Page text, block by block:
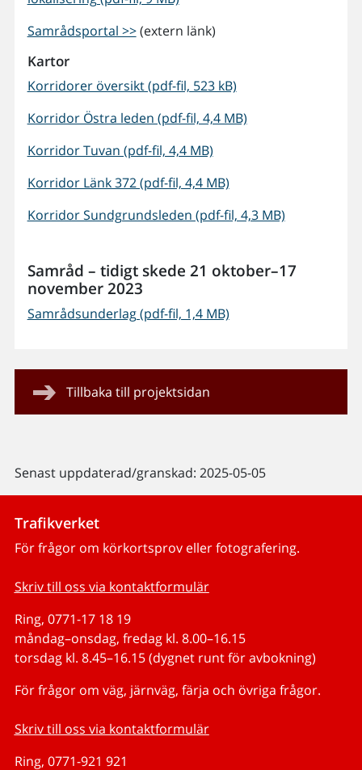
Samrådsportal >>(extern länk)
Kartor
Korridorer översikt (pdf-fil, 523 kB)
Korridor Östra leden (pdf-fil, 4,4 MB)
Korridor Tuvan (pdf-fil, 4,4 MB)
Korridor Länk 372 (pdf-fil, 4,4 MB)
Korridor Sundgrundsleden (pdf-fil, 4,3 MB)
Samråd – tidigt skede 21 oktober–17
november 2023
Samrådsunderlag (pdf-fil, 1,4 MB)
Tillbaka till projektsidan
Senast uppdaterad/granskad: 2025-05-05
Trafikverket
För frågor om körkortsprov eller fotografering.
Skriv till oss via kontaktformulär
Ring, 0771-17 18 19
måndag–onsdag, fredag kl. 8.00–16.15
torsdag kl. 8.45–16.15 (dygnet runt för avbokning)
För frågor om väg, järnväg, färja och övriga frågor.
Skriv till oss via kontaktformulär
Ring, 0771-921 921